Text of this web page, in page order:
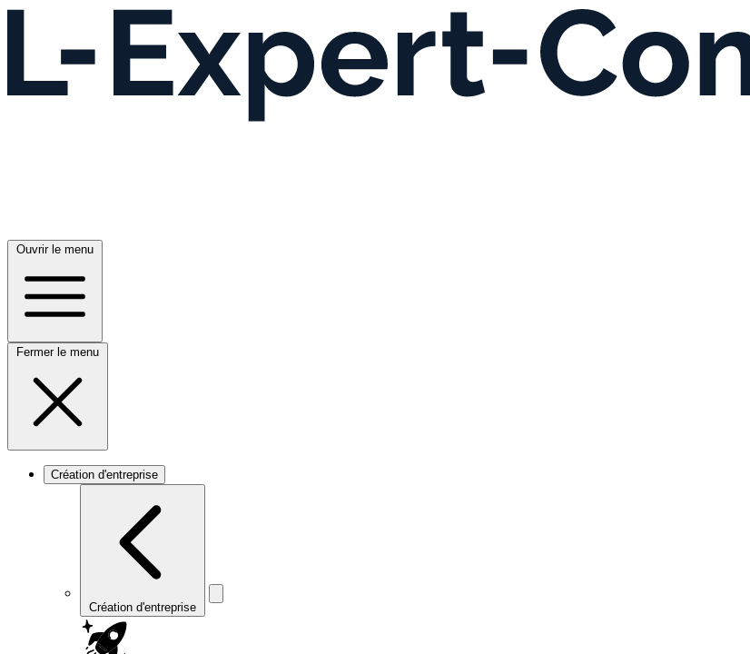
Ouvrir le menu
Fermer le menu
Création d'entreprise
Création d'entreprise